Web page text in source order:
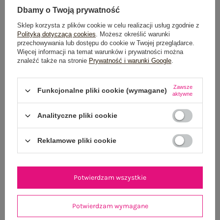
OPIS PRODUKTU
OPINIE O PRODUKCIE (1)
WYSYŁKA I DOSTAWA
ZWROTY I REKLAMACJE
OSTATNIO OGLĄDANE
Zobacz wszystko
Dbamy o Twoją prywatność
Sklep korzysta z plików cookie w celu realizacji usług zgodnie z
Polityką dotyczącą cookies. Możesz określić warunki
przechowywania lub dostępu do cookie w Twojej przeglądarce.
Więcej informacji na temat warunków i prywatności można
znaleźć także na stronie Prywatność i warunki Google.
Funkcjonalne pliki cookie (wymagane)
Zawsze
aktywne
Analityczne pliki cookie
Reklamowe pliki cookie
Potwierdzam wymagane
Potwierdzam wszystkie